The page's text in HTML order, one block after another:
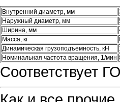
Внутренний диаметр, мм
Наружный диаметр, мм
Ширина, мм
Масса, кг
Динамическая грузоподъемность, кН
Номинальная частота вращения, 1/мин
Соответствует